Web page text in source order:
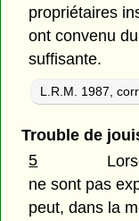
propriétaires
ont convenu
suffisante.
L.R.M. 1987, corr.
Trouble de
5
ne sont pas
peut, dans la